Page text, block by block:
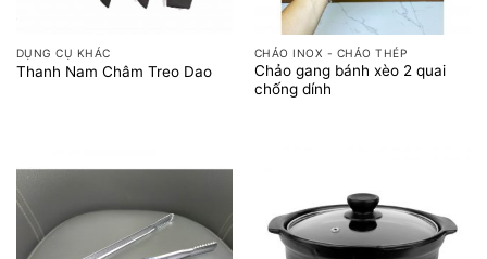
DỤNG CỤ KHÁC
Thanh Nam Châm Treo Dao
CHẢO INOX - CHẢO THÉP
Chảo gang bánh xèo 2 quai
chống dính